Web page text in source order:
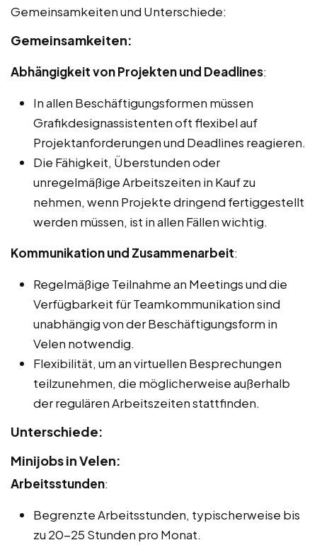
Gemeinsamkeiten und Unterschiede:
Gemeinsamkeiten:
Abhängigkeit von Projekten und Deadlines:
In allen Beschäftigungsformen müssen
Grafikdesignassistenten oft flexibel auf
Projektanforderungen und Deadlines reagieren.
Die Fähigkeit, Überstunden oder
unregelmäßige Arbeitszeiten in Kauf zu
nehmen, wenn Projekte dringend fertiggestellt
werden müssen, ist in allen Fällen wichtig.
Kommunikation und Zusammenarbeit:
Regelmäßige Teilnahme an Meetings und die
Verfügbarkeit für Teamkommunikation sind
unabhängig von der Beschäftigungsform in
Velen notwendig.
Flexibilität, um an virtuellen Besprechungen
teilzunehmen, die möglicherweise außerhalb
der regulären Arbeitszeiten stattfinden.
Unterschiede:
Minijobs in Velen:
Arbeitsstunden:
Begrenzte Arbeitsstunden, typischerweise bis
zu 20-25 Stunden pro Monat.